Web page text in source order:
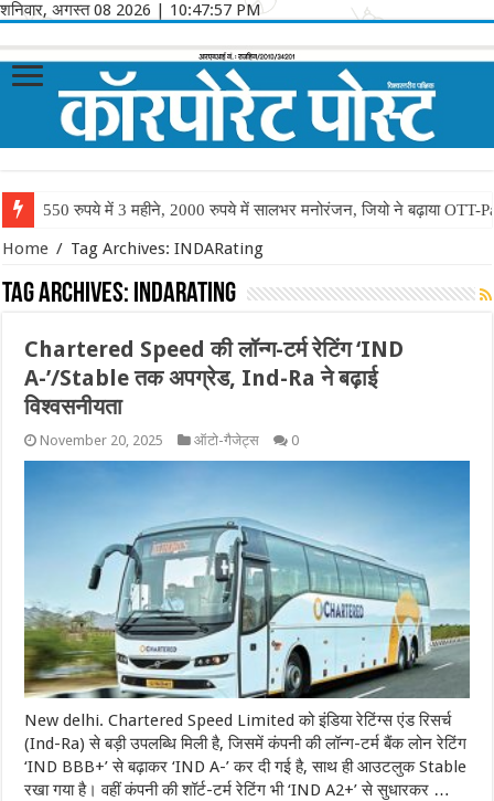
शनिवार, अगस्त 08 2026 | 10:47:57 PM
550 रुपये में 3 महीने, 2000 रुपये में सालभर मनोरंजन, जियो ने बढ़ाया OTT-
Home / Tag Archives: INDARating
Tag Archives: INDARating
Chartered Speed की लॉन्ग-टर्म रेटिंग ‘IND
A-’/Stable तक अपग्रेड, Ind-Ra ने बढ़ाई
विश्वसनीयता
November 20, 2025 ऑटो-गैजेट्स 0
New delhi. Chartered Speed Limited को इंडिया रेटिंग्स एंड रिसर्च
(Ind-Ra) से बड़ी उपलब्धि मिली है, जिसमें कंपनी की लॉन्ग-टर्म बैंक लोन रेटिंग
‘IND BBB+’ से बढ़ाकर ‘IND A-’ कर दी गई है, साथ ही आउटलुक Stable
रखा गया है। वहीं कंपनी की शॉर्ट-टर्म रेटिंग भी ‘IND A2+’ से सुधारकर …